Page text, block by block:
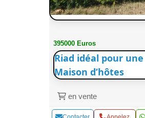
395000 Euros
Riad idéal pour une
Maison d’hôtes
en vente